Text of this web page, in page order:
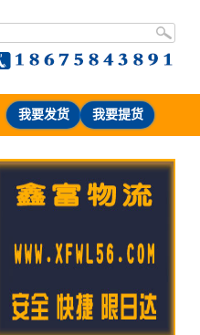
我要发货 我要提货